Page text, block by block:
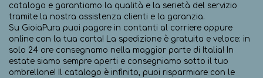
catalogo e garantiamo la qualità e la serietà del servizio
tramite la nostra assistenza clienti e la garanzia.
Su GioiaPura puoi pagare in contanti al corriere oppure
online con la tua carta! La spedizione è gratuita e veloce: in
solo 24 ore consegnamo nella maggior parte di Italia! In
estate siamo sempre aperti e consegniamo sotto il tuo
ombrellone! Il catalogo è infinito, puoi risparmiare con le